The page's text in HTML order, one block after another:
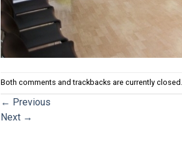
Both comments and trackbacks are currently closed.
← Previous
Next →